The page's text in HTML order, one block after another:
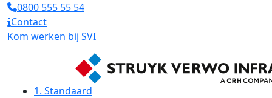
0800 555 55 54
Contact
Kom werken bij SVI
1. Standaard